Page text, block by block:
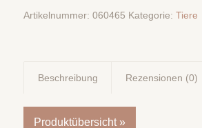
Artikelnummer: 060465 Kategorie: Tiere
Beschreibung Rezensionen (0)
Produktübersicht »